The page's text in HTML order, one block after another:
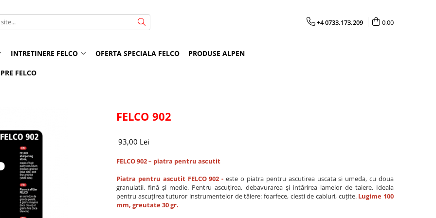
+4 0733.173.209 0,00
INTRETINERE FELCO OFERTA SPECIALA FELCO PRODUSE ALPEN
FELCO
FELCO 902
93,00 Lei
FELCO 902 – piatra pentru ascutit
Piatra pentru ascutit FELCO 902 - este o piatra pentru ascutirea uscata si umeda, cu doua
granulatii, fină și medie. Pentru ascuțirea, debavurarea și intărirea lamelor de taiere. Ideala
pentru ascuțirea tuturor instrumentelor de tăiere: foarfece, clesti de cabluri, cuțite. Lugime 100
mm, greutate 30 gr.